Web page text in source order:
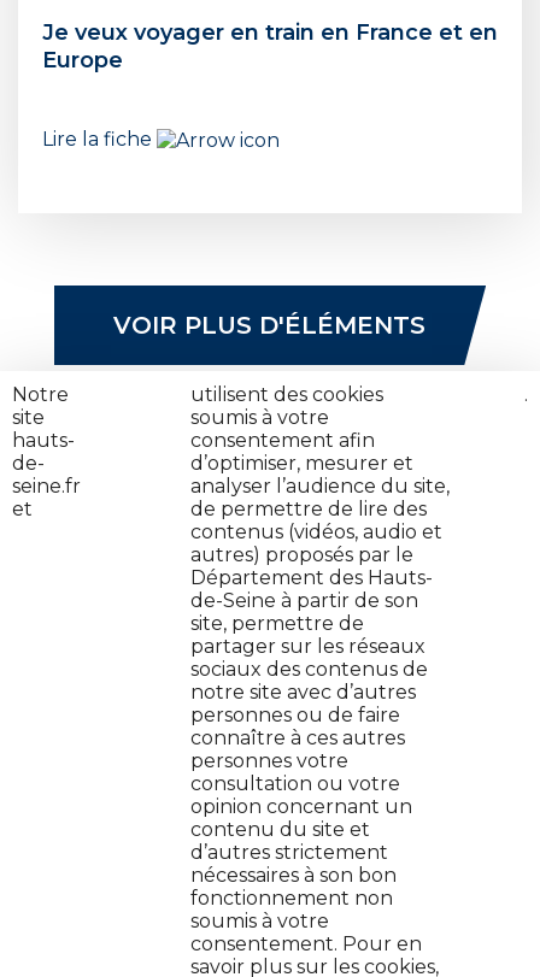
Ouvrir
Je veux voyager en train en France et en
Europe
Lire la fiche
VOIR PLUS D'ÉLÉMENTS
Jeune en danger : on t'aide
Protection de données
Accessibilité : non conforme
Gestion des cookies ()
Notre
site
hauts-
de-
seine.fr
et
utilisent des cookies
soumis à votre
consentement afin
d’optimiser, mesurer et
analyser l’audience du site,
de permettre de lire des
contenus (vidéos, audio et
autres) proposés par le
Département des Hauts-
de-Seine à partir de son
site, permettre de
partager sur les réseaux
sociaux des contenus de
notre site avec d’autres
personnes ou de faire
connaître à ces autres
personnes votre
consultation ou votre
opinion concernant un
contenu du site et
d’autres strictement
nécessaires à son bon
fonctionnement non
soumis à votre
consentement. Pour en
savoir plus sur les cookies,
.